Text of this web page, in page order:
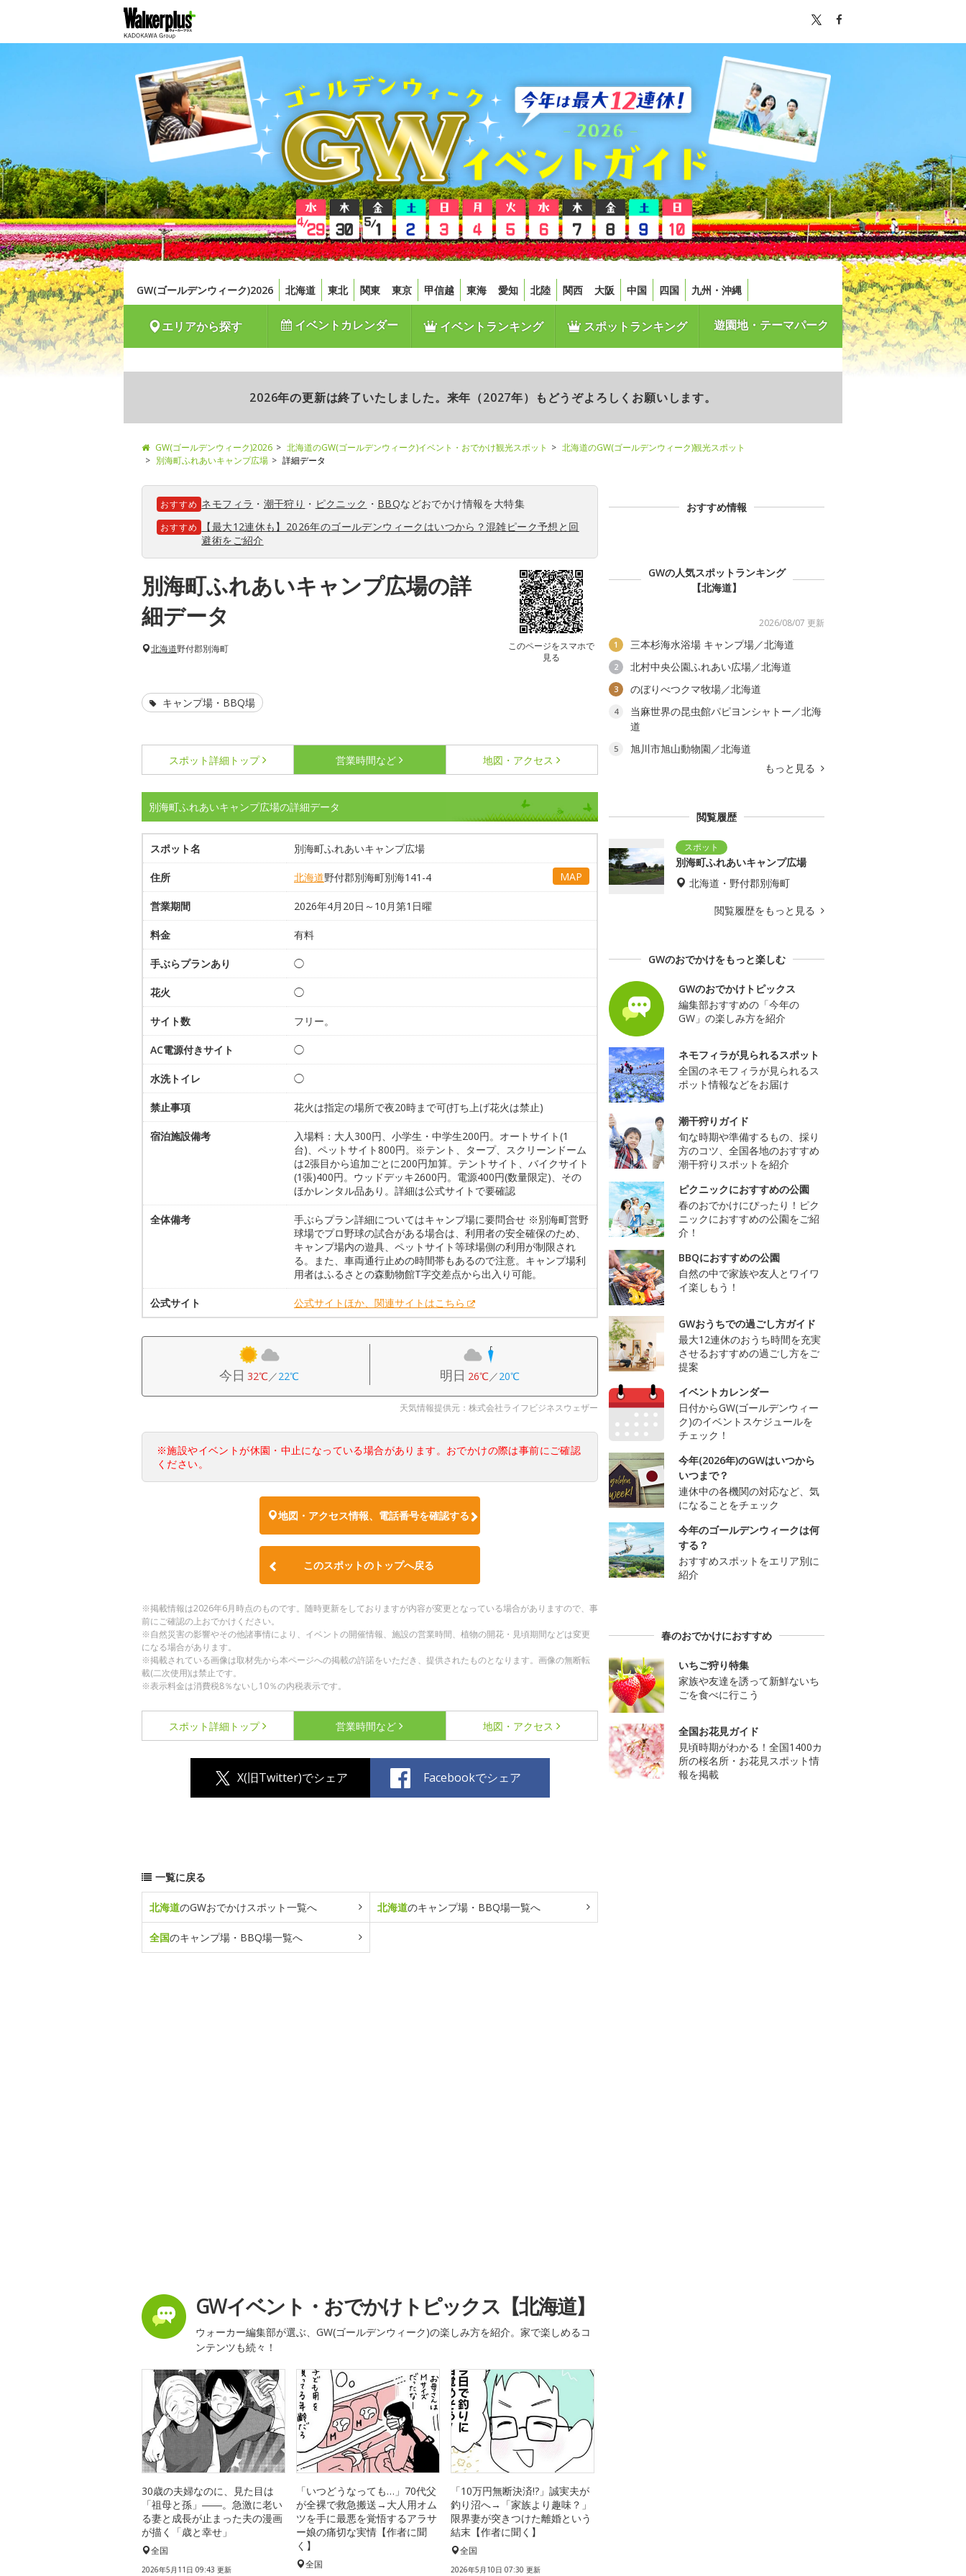
GW(ゴールデンウィーク)2026 北海道 東北 関東 東京 甲信越 東海 愛知 北陸 関西 大阪 中国 四国 九州・沖縄
エリアから探す イベントカレンダー イベントランキング スポットランキング 遊園地・テーマパーク
2026年の更新は終了いたしました。来年（2027年）もどうぞよろしくお願いします。
GW(ゴールデンウィーク)2026 北海道のGW(ゴールデンウィーク)イベント・おでかけ観光スポット
北海道のGW(ゴールデンウィーク)観光スポット
別海町ふれあいキャンプ広場
詳細データ
おすすめ ネモフィラ ・ 潮干狩り ・ ピクニック ・ BBQなどおでかけ情報を大特集
おすすめ
【最大12連休も】2026年のゴールデンウィークはいつから？混雑ピーク予想と回
避術をご紹介
別海町ふれあいキャンプ広場の詳
細データ
このページをスマホで
見る
北海道野付郡別海町
キャンプ場・BBQ場
スポット詳細 トップ 営業時間など 地図・アクセス
別海町ふれあいキャンプ広場の詳細データ
スポット名 別海町ふれあいキャンプ広場
住所 北海道野付郡別海町別海141-4 MAP
営業期間 2026年4月20日～10月第1日曜
料金 有料
手ぶらプランあり ◯
花火 ◯
サイト数 フリー。
AC電源付きサイト ◯
水洗トイレ ◯
禁止事項 花火は指定の場所で夜20時まで可(打ち上げ花火は禁止)
宿泊施設備考
入場料：大人300円、小学生・中学生200円。オートサイト(1
台)、ペットサイト800円。※テント、タープ、スクリーンドーム
は2張目から追加ごとに200円加算。テントサイト、バイクサイト
(1張)400円。ウッドデッキ2600円。電源400円(数量限定)、その
ほかレンタル品あり。詳細は公式サイトで要確認
全体備考
手ぶらプラン詳細についてはキャンプ場に要問合せ ※別海町営野
球場でプロ野球の試合がある場合は、利用者の安全確保のため、
キャンプ場内の遊具、ペットサイト等球場側の利用が制限され
る。また、車両通行止めの時間帯もあるので注意。キャンプ場利
用者はふるさとの森動物館T字交差点から出入り可能。
公式サイト 公式サイトほか、関連サイトはこちら
今日 32℃／22℃ 明日 26℃／20℃
天気情報提供元：株式会社ライフビジネスウェザー
※施設やイベントが休園・中止になっている場合があります。おでかけの際は事前にご確認
ください。
地図・アクセス情報、電話番号を確認する
このスポットのトップへ戻る
※掲載情報は2026年6月時点のものです。随時更新をしておりますが内容が変更となっている場合がありますので、事
前にご確認の上おでかけください。
※自然災害の影響やその他諸事情により、イベントの開催情報、施設の営業時間、植物の開花・見頃期間などは変更
になる場合があります。
※掲載されている画像は取材先から本ページへの掲載の許諾をいただき、提供されたものとなります。画像の無断転
載(二次使用)は禁止です。
※表示料金は消費税8％ないし10％の内税表示です。
スポット詳細 トップ 営業時間など 地図・アクセス
X(旧Twitter)でシェア Facebookでシェア
一覧に戻る
北海道のGWおでかけスポット一覧へ 北海道のキャンプ場・BBQ場一覧へ
全国のキャンプ場・BBQ場一覧へ
GWイベント・おでかけトピックス【北海道】
ウォーカー編集部が選ぶ、GW(ゴールデンウィーク)の楽しみ方を紹介。家で楽しめるコ
ンテンツも続々！
30歳の夫婦なのに、見た目は
「祖母と孫」――。急激に老い
る妻と成長が止まった夫の漫画
が描く「歳と幸せ」
全国
2026年5月11日 09:43 更新
「いつどうなっても…」70代父
が全裸で救急搬送→大人用オム
ツを手に最悪を覚悟するアラサ
ー娘の痛切な実情【作者に聞
く】
全国
「10万円無断決済!?」誠実夫が
釣り沼へ→「家族より趣味？」
限界妻が突きつけた離婚という
結末【作者に聞く】
全国
2026年5月10日 07:30 更新
おすすめ情報
GWの人気スポットランキング
【北海道】
2026/08/07 更新
1 三本杉海水浴場 キャンプ場／北海道
2 北村中央公園ふれあい広場／北海道
3 のぼりべつクマ牧場／北海道
4
当麻世界の昆虫館パピヨンシャトー／北海
道
5
旭川市旭山動物園／北海道
もっと見る
閲覧履歴
別海町ふれあいキャンプ広場
北海道・野付郡別海町
閲覧履歴をもっと見る
GWのおでかけをもっと楽しむ
GWのおでかけトピックス
編集部おすすめの「今年の
GW」の楽しみ方を紹介
ネモフィラが見られるスポット
全国のネモフィラが見られるス
ポット情報などをお届け
潮干狩りガイド
旬な時期や準備するもの、採り
方のコツ、全国各地のおすすめ
潮干狩りスポットを紹介
ピクニックにおすすめの公園
春のおでかけにぴったり！ピク
ニックにおすすめの公園をご紹
介！
BBQにおすすめの公園
自然の中で家族や友人とワイワ
イ楽しもう！
GWおうちでの過ごし方ガイド
最大12連休のおうち時間を充実
させるおすすめの過ごし方をご
提案
イベントカレンダー
日付からGW(ゴールデンウィー
ク)のイベントスケジュールを
チェック！
今年(2026年)のGWはいつから
いつまで？
連休中の各機関の対応など、気
になることをチェック
今年のゴールデンウィークは何
する？
おすすめスポットをエリア別に
紹介
春のおでかけにおすすめ
いちご狩り特集
家族や友達を誘って新鮮ないち
ごを食べに行こう
全国お花見ガイド
見頃時期がわかる！全国1400カ
所の桜名所・お花見スポット情
報を掲載